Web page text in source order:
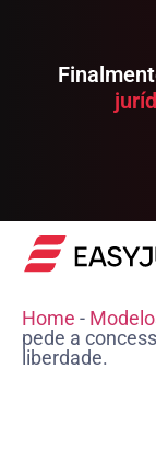
Home -
pede a
liberdade.